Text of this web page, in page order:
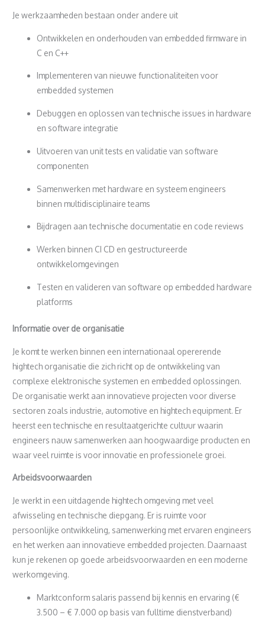
Je werkzaamheden bestaan onder andere uit
Ontwikkelen en onderhouden van embedded firmware in
C en C++
Implementeren van nieuwe functionaliteiten voor
embedded systemen
Debuggen en oplossen van technische issues in hardware
en software integratie
Uitvoeren van unit tests en validatie van software
componenten
Samenwerken met hardware en systeem engineers
binnen multidisciplinaire teams
Bijdragen aan technische documentatie en code reviews
Werken binnen CI CD en gestructureerde
ontwikkelomgevingen
Testen en valideren van software op embedded hardware
platforms
Informatie over de organisatie
Je komt te werken binnen een internationaal opererende
hightech organisatie die zich richt op de ontwikkeling van
complexe elektronische systemen en embedded oplossingen.
De organisatie werkt aan innovatieve projecten voor diverse
sectoren zoals industrie, automotive en hightech equipment. Er
heerst een technische en resultaatgerichte cultuur waarin
engineers nauw samenwerken aan hoogwaardige producten en
waar veel ruimte is voor innovatie en professionele groei.
Arbeidsvoorwaarden
Je werkt in een uitdagende hightech omgeving met veel
afwisseling en technische diepgang. Er is ruimte voor
persoonlijke ontwikkeling, samenwerking met ervaren engineers
en het werken aan innovatieve embedded projecten. Daarnaast
kun je rekenen op goede arbeidsvoorwaarden en een moderne
werkomgeving.
Marktconform salaris passend bij kennis en ervaring (€
3.500 – € 7.000 op basis van fulltime dienstverband)